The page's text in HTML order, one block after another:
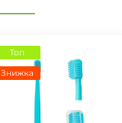
Топ
Знижка